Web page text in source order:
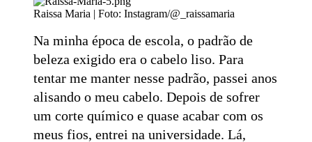
Raissa Maria | Foto: Instagram/@_raissamaria
Na minha época de escola, o padrão de
beleza exigido era o cabelo liso. Para
tentar me manter nesse padrão, passei anos
alisando o meu cabelo. Depois de sofrer
um corte químico e quase acabar com os
meus fios, entrei na universidade. Lá,